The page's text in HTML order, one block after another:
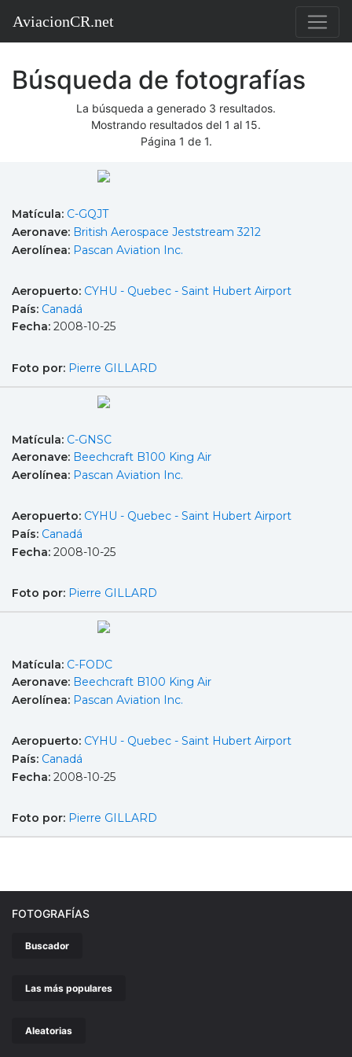
AviacionCR.net
Búsqueda de fotografías
La búsqueda a generado 3 resultados.
Mostrando resultados del 1 al 15.
Página 1 de 1.
Matícula: C-GQJT
Aeronave: British Aerospace Jeststream 3212
Aerolínea: Pascan Aviation Inc.
Aeropuerto: CYHU - Quebec - Saint Hubert Airport
País: Canadá
Fecha: 2008-10-25
Foto por: Pierre GILLARD
Matícula: C-GNSC
Aeronave: Beechcraft B100 King Air
Aerolínea: Pascan Aviation Inc.
Aeropuerto: CYHU - Quebec - Saint Hubert Airport
País: Canadá
Fecha: 2008-10-25
Foto por: Pierre GILLARD
Matícula: C-FODC
Aeronave: Beechcraft B100 King Air
Aerolínea: Pascan Aviation Inc.
Aeropuerto: CYHU - Quebec - Saint Hubert Airport
País: Canadá
Fecha: 2008-10-25
Foto por: Pierre GILLARD
FOTOGRAFÍAS
Buscador
Las más populares
Aleatorias